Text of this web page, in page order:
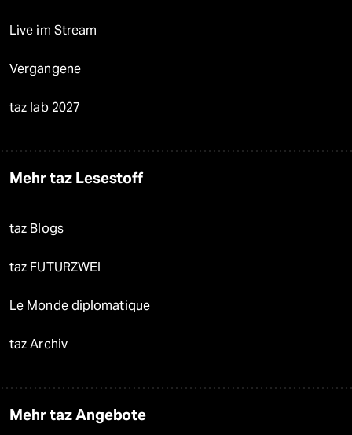
Live im Stream
Vergangene
taz lab 2027
Mehr taz Lesestoff
taz Blogs
taz FUTURZWEI
Le Monde diplomatique
taz Archiv
Mehr taz Angebote